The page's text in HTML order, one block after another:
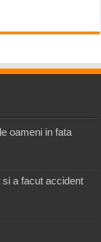
oameni in fata
a facut accident